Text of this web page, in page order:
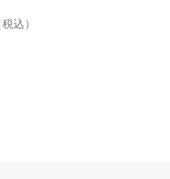
税込）